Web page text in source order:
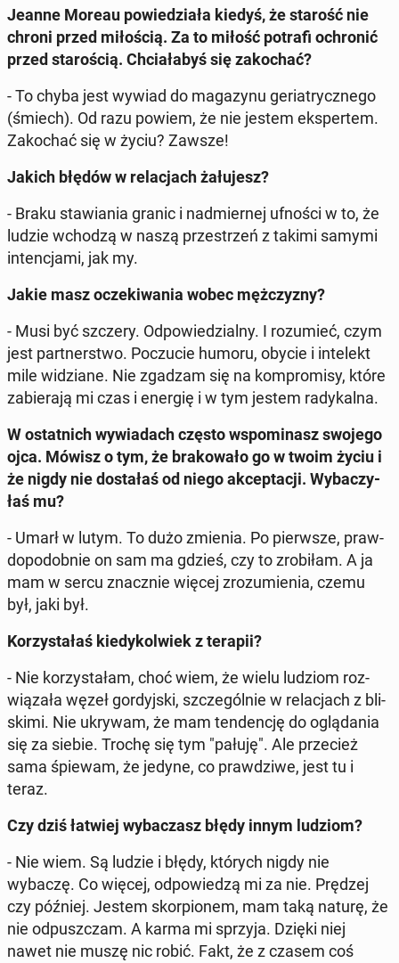
Jeanne Moreau po­wie­dzia­ła kiedyś, że starość nie
chroni przed mi­ło­ścią. Za to miłość potrafi ochro­nić
przed sta­ro­ścią. Chcia­ła­byś się za­ko­chać?
- To chyba jest wywiad do ma­ga­zy­nu ge­ria­trycz­ne­go
(śmiech). Od razu powiem, że nie jestem eks­per­tem.
Za­ko­chać się w życiu? Zawsze!
Jakich błędów w re­la­cjach ża­łu­jesz?
- Braku sta­wia­nia granic i nad­mier­nej ufności w to, że
ludzie wchodzą w naszą prze­strzeń z takimi samymi
in­ten­cja­mi, jak my.
Jakie masz ocze­ki­wa­nia wobec męż­czy­zny?
- Musi być szczery. Od­po­wie­dzial­ny. I ro­zu­mieć, czym
jest part­ner­stwo. Po­czu­cie humoru, obycie i in­te­lekt
mile wi­dzia­ne. Nie zgadzam się na kom­pro­mi­sy, które
za­bie­ra­ją mi czas i energię i w tym jestem ra­dy­kal­na.
W ostat­nich wy­wia­dach często wspo­mi­nasz swojego
ojca. Mówisz o tym, że bra­ko­wa­ło go w twoim życiu i
że nigdy nie do­sta­łaś od niego ak­cep­ta­cji. Wy­ba­czy­
łaś mu?
- Umarł w lutym. To dużo zmienia. Po pierw­sze, praw­
do­po­dob­nie on sam ma gdzieś, czy to zro­bi­łam. A ja
mam w sercu znacz­nie więcej zro­zu­mie­nia, czemu
był, jaki był.
Ko­rzy­sta­łaś kie­dy­kol­wiek z terapii?
- Nie ko­rzy­sta­łam, choć wiem, że wielu ludziom roz­
wią­za­ła węzeł gor­dyj­ski, szcze­gól­nie w re­la­cjach z bli­
ski­mi. Nie ukrywam, że mam ten­den­cję do oglą­da­nia
się za siebie. Trochę się tym "pałuję". Ale prze­cież
sama śpiewam, że jedyne, co praw­dzi­we, jest tu i
teraz.
Czy dziś łatwiej wy­ba­czasz błędy innym ludziom?
- Nie wiem. Są ludzie i błędy, których nigdy nie
wybaczę. Co więcej, od­po­wie­dzą mi za nie. Prędzej
czy później. Jestem skor­pio­nem, mam taką naturę, że
nie od­pusz­czam. A karma mi sprzyja. Dzięki niej
nawet nie muszę nic robić. Fakt, że z czasem coś